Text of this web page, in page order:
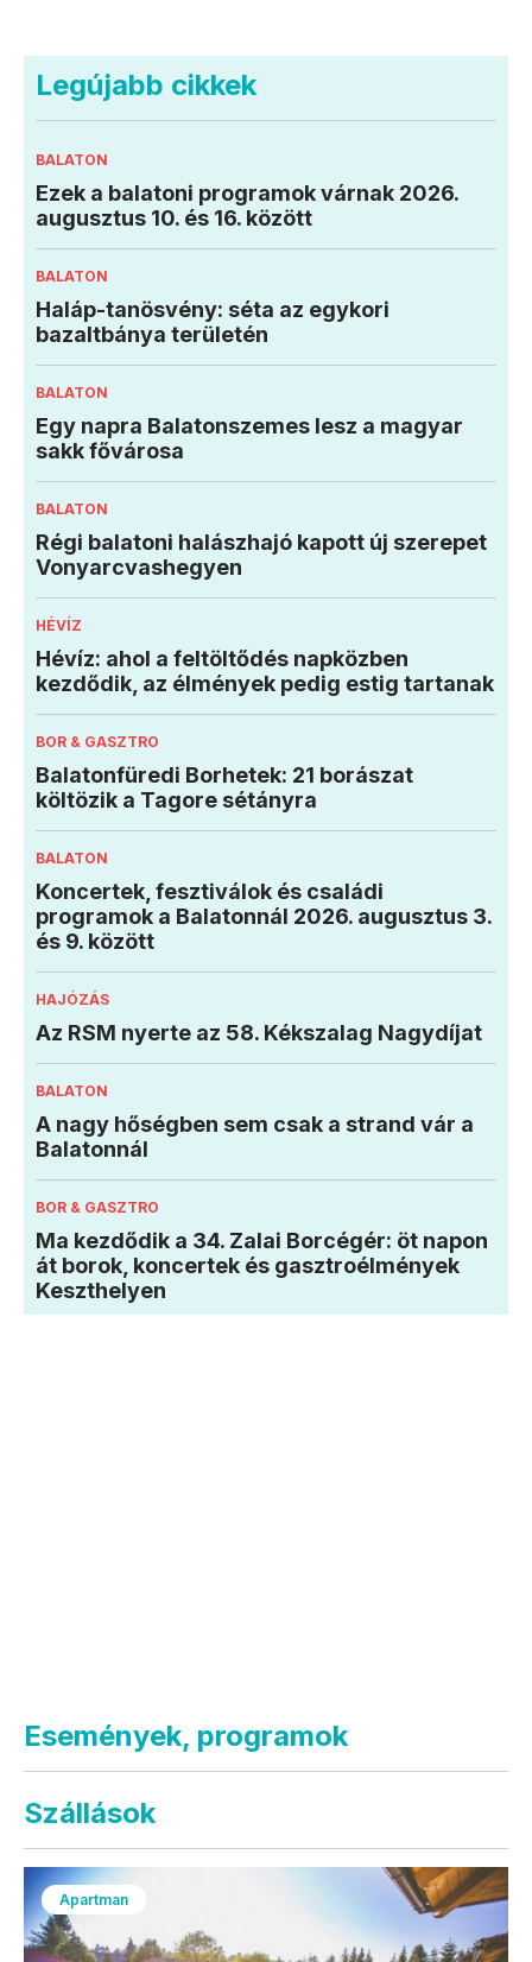
Legújabb cikkek
BALATON
Ezek a balatoni programok várnak 2026.
augusztus 10. és 16. között
BALATON
Haláp-tanösvény: séta az egykori
bazaltbánya területén
BALATON
Egy napra Balatonszemes lesz a magyar
sakk fővárosa
BALATON
Régi balatoni halászhajó kapott új szerepet
Vonyarcvashegyen
HÉVÍZ
Hévíz: ahol a feltöltődés napközben
kezdődik, az élmények pedig estig tartanak
BOR & GASZTRO
Balatonfüredi Borhetek: 21 borászat
költözik a Tagore sétányra
BALATON
Koncertek, fesztiválok és családi
programok a Balatonnál 2026. augusztus 3.
és 9. között
HAJÓZÁS
Az RSM nyerte az 58. Kékszalag Nagydíjat
BALATON
A nagy hőségben sem csak a strand vár a
Balatonnál
BOR & GASZTRO
Ma kezdődik a 34. Zalai Borcégér: öt napon
át borok, koncertek és gasztroélmények
Keszthelyen
Események, programok
Szállások
Apartman